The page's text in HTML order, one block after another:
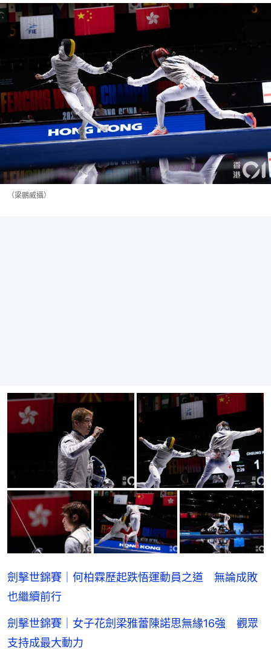
（梁鵬威攝）
劍擊世錦賽｜何柏霖歷起跌悟運動員之道 無論成敗
也繼續前行
劍擊世錦賽｜女子花劍梁雅蕾陳諾思無緣16強 觀眾
支持成最大動力